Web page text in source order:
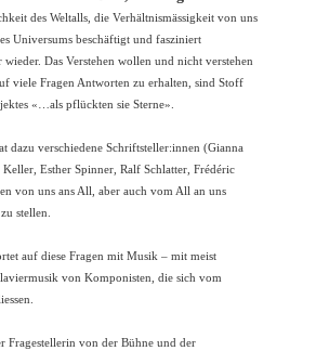
des Weltalls, die Verhältnismässigkeit von uns
Universums beschäftigt und fasziniert
Das Verstehen wollen und nicht verstehen
viele Fragen Antworten zu erhalten, sind Stoff
«…als pflückten sie Sterne».
dazu verschiedene Schriftsteller:innen (Gianna
Esther Spinner, Ralf Schlatter, Frédéric
von uns ans All, aber auch vom All an uns
stellen.
auf diese Fragen mit Musik – mit meist
von Komponisten, die sich vom
Fragestellerin von der Bühne und der